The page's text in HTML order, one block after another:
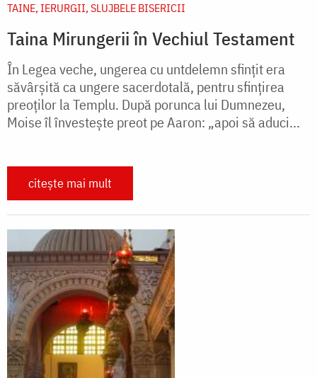
TAINE, IERURGII, SLUJBELE BISERICII
Taina Mirungerii în Vechiul Testament
În Legea veche, ungerea cu untdelemn sfinţit era
săvârşită ca ungere sacerdotală, pentru sfinţirea
preoţilor la Templu. După porunca lui Dumnezeu,
Moise îl învesteşte preot pe Aaron: „apoi să aduci...
citește mai mult